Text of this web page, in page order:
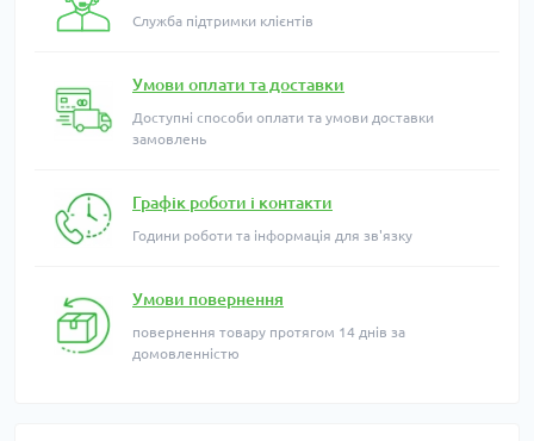
Служба підтримки клієнтів
Умови оплати та доставки
Доступні способи оплати та умови доставки
замовлень
Графік роботи і контакти
Години роботи та інформація для зв'язку
Умови повернення
повернення товару протягом 14 днів за
домовленністю